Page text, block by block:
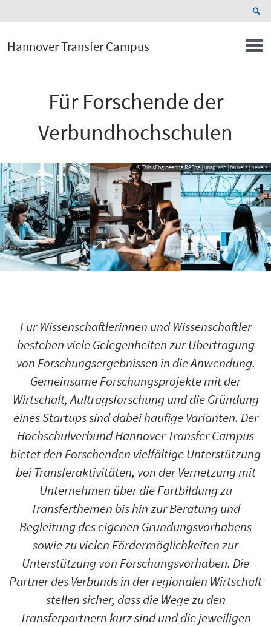
Hannover Transfer Campus
Für Forschende der
Verbundhochschulen
© ThisisEngineering RAEng | unsplash | fauxels | pexels
Für Wissenschaftlerinnen und Wissenschaftler
bestehen viele Gelegenheiten zur Übertragung
von Forschungsergebnissen in die Anwendung.
Gemeinsame Forschungsprojekte mit der
Wirtschaft, Auftragsforschung und die Gründung
eines Startups sind dabei häufige Varianten. Der
Hochschulverbund Hannover Transfer Campus
bietet den Forschenden vielfältige Unterstützung
bei Transferaktivitäten, von der Vernetzung mit
Unternehmen über die Fortbildung zu
Transferthemen bis hin zur Beratung und
Begleitung des eigenen Gründungsvorhabens
sowie zu vielen Fördermöglichkeiten zur
Unterstützung von Forschungsvorhaben. Die
Partner des Verbunds in der regionalen Wirtschaft
stellen sicher, dass die Wege zu den
Transferpartnern kurz sind und die jeweiligen